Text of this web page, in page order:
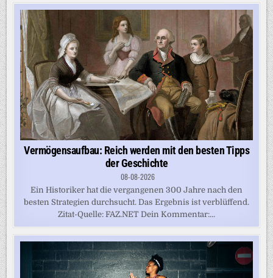
Vermögensaufbau: Reich werden mit den besten Tipps
der Geschichte
08-08-2026
Ein Historiker hat die vergangenen 300 Jahre nach den
besten Strategien durchsucht. Das Ergebnis ist verblüffend.
Zitat-Quelle: FAZ.NET Dein Kommentar:...